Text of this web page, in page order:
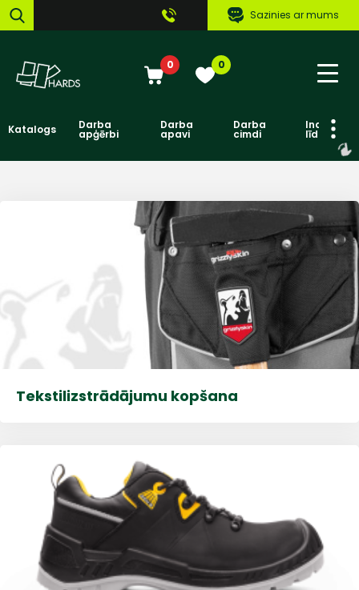
Sazinies ar mums
0 0
Katalogs Darba
apģērbi
Darba
apavi
Darba
cimdi līdzekļi
Tekstilizstrādājumu kopšana